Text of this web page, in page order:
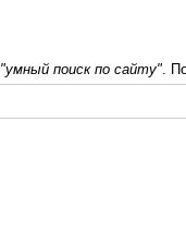
"умный поиск по сайту".